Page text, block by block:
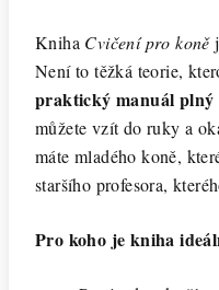
Kniha Cvičení pro koně
Není to těžká teorie,
praktický manuál plný
můžete vzít do ruky a
máte mladého koně,
staršího profesora,
Pro koho je kniha